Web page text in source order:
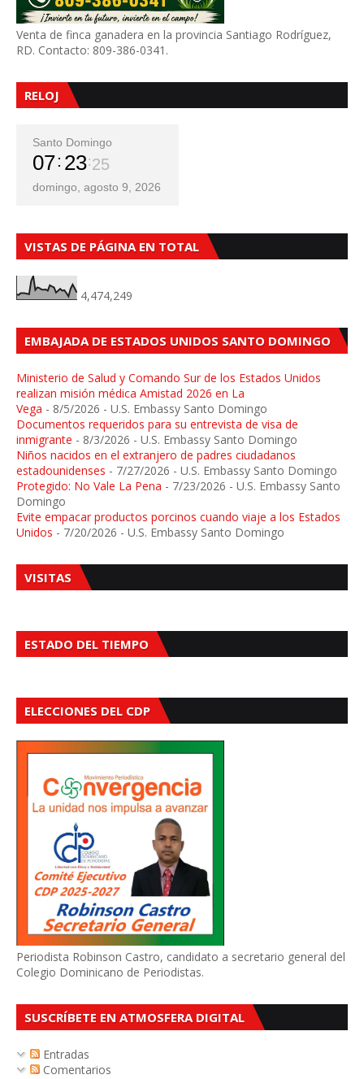
Venta de finca ganadera en la provincia Santiago Rodríguez,
RD. Contacto: 809-386-0341.
RELOJ
Santo Domingo
07 23 26
domingo, agosto 9, 2026
VISTAS DE PÁGINA EN TOTAL
4,474,249
EMBAJADA DE ESTADOS UNIDOS SANTO DOMINGO
Ministerio de Salud y Comando Sur de los Estados Unidos
realizan misión médica Amistad 2026 en La
Vega - 8/5/2026 - U.S. Embassy Santo Domingo
Documentos requeridos para su entrevista de visa de
inmigrante - 8/3/2026 - U.S. Embassy Santo Domingo
Niños nacidos en el extranjero de padres ciudadanos
estadounidenses - 7/27/2026 - U.S. Embassy Santo Domingo
Protegido: No Vale La Pena - 7/23/2026 - U.S. Embassy Santo
Domingo
Evite empacar productos porcinos cuando viaje a los Estados
Unidos - 7/20/2026 - U.S. Embassy Santo Domingo
VISITAS
ESTADO DEL TIEMPO
ELECCIONES DEL CDP
Periodista Robinson Castro, candidato a secretario general del
Colegio Dominicano de Periodistas.
SUSCRÍBETE EN ATMOSFERA DIGITAL
Entradas
Comentarios